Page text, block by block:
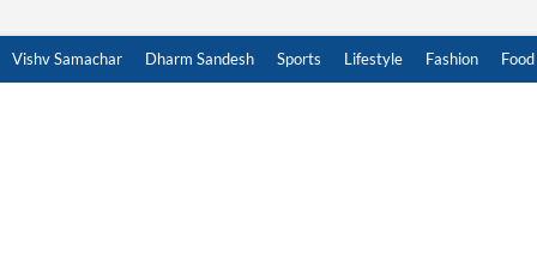
Vishv Samachar Dharm Sandesh Sports Lifestyle Fashion Food